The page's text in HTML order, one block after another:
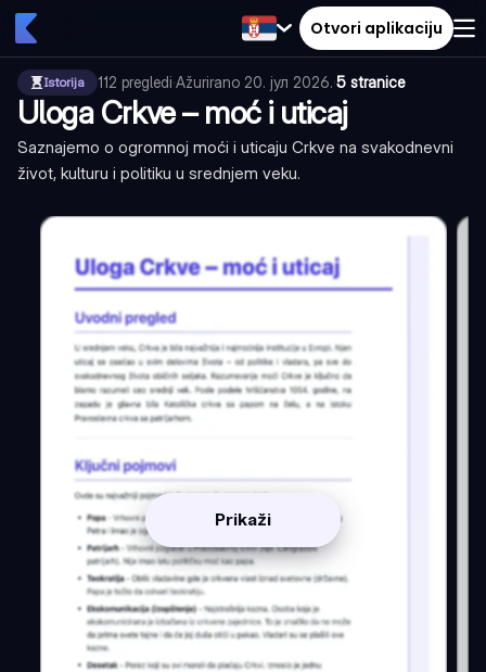
Otvori aplikaciju
Istorija 112 pregledi·Ažurirano 20. јул 2026.·5 stranice
Uloga Crkve – moć i uticaj
Saznajemo o ogromnoj moći i uticaju Crkve na svakodnevni
život, kulturu i politiku u srednjem veku.
Prikaži